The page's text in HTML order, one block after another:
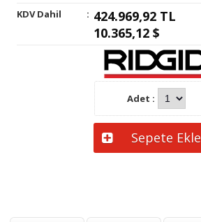
KDV Dahil
: 424.969,92 TL
10.365,12 $
Adet :
Sepete Ekle